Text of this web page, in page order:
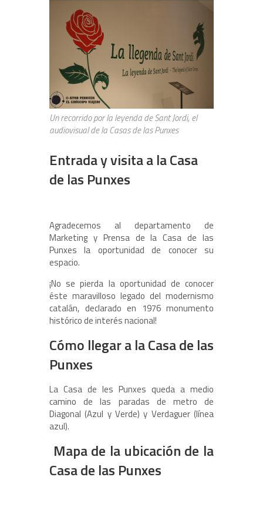
Un recorrido por la leyenda de Sant Jordi, el
audiovisual de la Casas de las Punxes
Entrada y visita a la Casa
de las Punxes
Agradecemos al departamento de
Marketing y Prensa de la Casa de las
Punxes la oportunidad de conocer su
espacio.
¡No se pierda la oportunidad de conocer
éste maravilloso legado del modernismo
catalán, declarado en 1976 monumento
histórico de interés nacional!
Cómo llegar a la Casa de las
Punxes
La Casa de les Punxes queda a medio
camino de las paradas de metro de
Diagonal (Azul y Verde) y Verdaguer (línea
azul).
Mapa de la ubicación de la
Casa de las Punxes